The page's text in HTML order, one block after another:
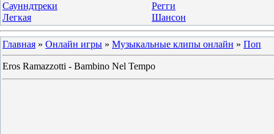
Саунндтреки
Регги
Легкая
Шансон
Главная » Онлайн игры » Музыкальные клипы онлайн » Поп
Eros Ramazzotti - Bambino Nel Tempo